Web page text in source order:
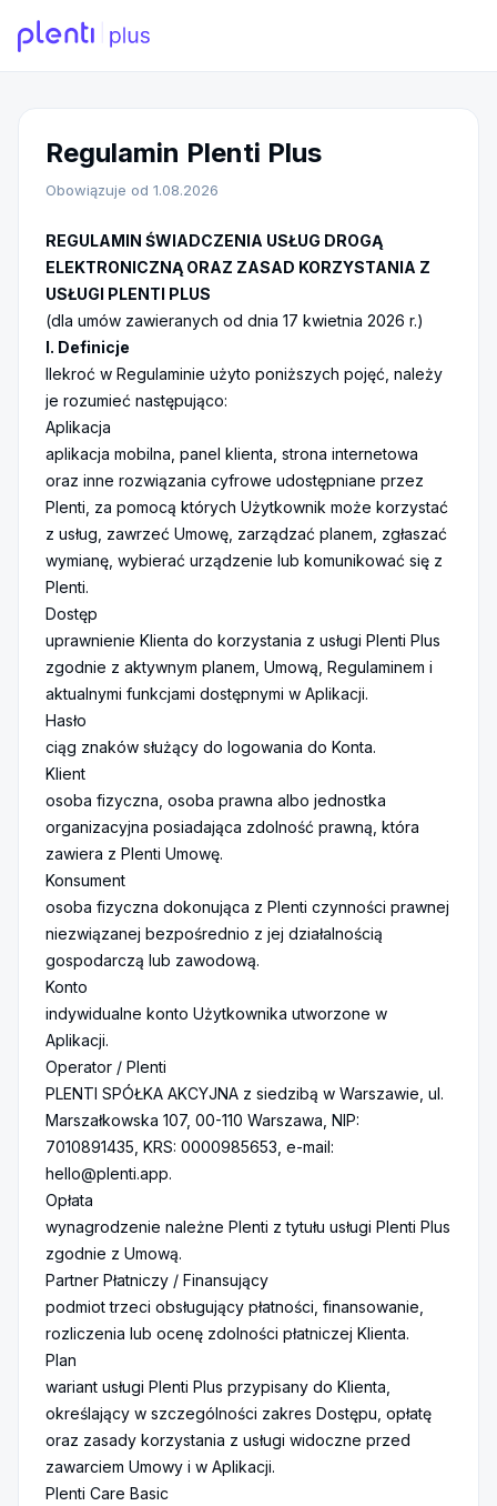
Regulamin Plenti Plus
Obowiązuje od 1.08.2026
REGULAMIN ŚWIADCZENIA USŁUG DROGĄ
ELEKTRONICZNĄ ORAZ ZASAD KORZYSTANIA Z
USŁUGI PLENTI PLUS
(dla umów zawieranych od dnia 17 kwietnia 2026 r.)
I. Definicje
Ilekroć w Regulaminie użyto poniższych pojęć, należy
je rozumieć następująco:
Aplikacja
aplikacja mobilna, panel klienta, strona internetowa
oraz inne rozwiązania cyfrowe udostępniane przez
Plenti, za pomocą których Użytkownik może korzystać
z usług, zawrzeć Umowę, zarządzać planem, zgłaszać
wymianę, wybierać urządzenie lub komunikować się z
Plenti.
Dostęp
uprawnienie Klienta do korzystania z usługi Plenti Plus
zgodnie z aktywnym planem, Umową, Regulaminem i
aktualnymi funkcjami dostępnymi w Aplikacji.
Hasło
ciąg znaków służący do logowania do Konta.
Klient
osoba fizyczna, osoba prawna albo jednostka
organizacyjna posiadająca zdolność prawną, która
zawiera z Plenti Umowę.
Konsument
osoba fizyczna dokonująca z Plenti czynności prawnej
niezwiązanej bezpośrednio z jej działalnością
gospodarczą lub zawodową.
Konto
indywidualne konto Użytkownika utworzone w
Aplikacji.
Operator / Plenti
PLENTI SPÓŁKA AKCYJNA z siedzibą w Warszawie, ul.
Marszałkowska 107, 00-110 Warszawa, NIP:
7010891435, KRS: 0000985653, e-mail:
hello@plenti.app.
Opłata
wynagrodzenie należne Plenti z tytułu usługi Plenti Plus
zgodnie z Umową.
Partner Płatniczy / Finansujący
podmiot trzeci obsługujący płatności, finansowanie,
rozliczenia lub ocenę zdolności płatniczej Klienta.
Plan
wariant usługi Plenti Plus przypisany do Klienta,
określający w szczególności zakres Dostępu, opłatę
oraz zasady korzystania z usługi widoczne przed
zawarciem Umowy i w Aplikacji.
Plenti Care Basic